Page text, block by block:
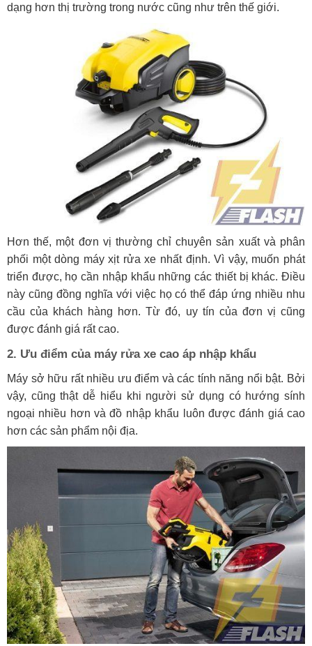
dạng hơn thị trường trong nước cũng như trên thế giới.
Hơn thế, một đơn vị thường chỉ chuyên sản xuất và phân
phối một dòng máy xịt rửa xe nhất định. Vì vậy, muốn phát
triển được, họ cần nhập khẩu những các thiết bị khác. Điều
này cũng đồng nghĩa với việc họ có thể đáp ứng nhiều nhu
cầu của khách hàng hơn. Từ đó, uy tín của đơn vị cũng
được đánh giá rất cao.
2. Ưu điểm của máy rửa xe cao áp nhập khẩu
Máy sở hữu rất nhiều ưu điểm và các tính năng nổi bật. Bởi
vậy, cũng thật dễ hiểu khi người sử dụng có hướng sính
ngoại nhiều hơn và đồ nhập khẩu luôn được đánh giá cao
hơn các sản phẩm nội địa.